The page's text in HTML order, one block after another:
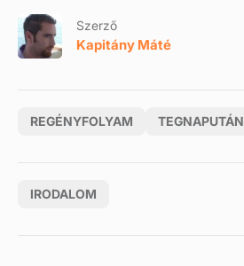
Szerző
Kapitány Máté
REGÉNYFOLYAM TEGNAPUTÁN
IRODALOM